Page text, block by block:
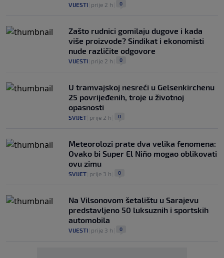
VIJESTI prije 2 h 0
Zašto rudnici gomilaju dugove i kada
više proizvode? Sindikat i ekonomisti
nude različite odgovore
VIJESTI prije 2 h 0
U tramvajskoj nesreći u Gelsenkirchenu
25 povrijeđenih, troje u životnoj
opasnosti
SVIJET prije 2 h 0
Meteorolozi prate dva velika fenomena:
Ovako bi Super El Niño mogao oblikovati
ovu zimu
SVIJET prije 3 h 0
Na Vilsonovom šetalištu u Sarajevu
predstavljeno 50 luksuznih i sportskih
automobila
VIJESTI prije 3 h 0